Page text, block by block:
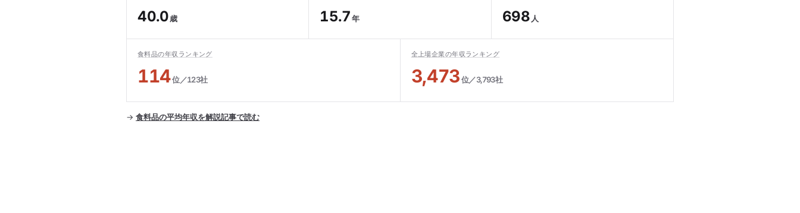
40.0歳 15.7 年 698 人
食料品の年収ランキング
114位／123社
全上場企業の年収ランキング
3,473位／3,793社
→ 食料品の平均年収を解説記事で読む